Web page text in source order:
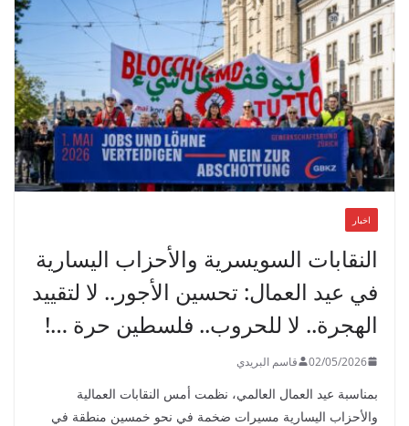
اخبار
النقابات السويسرية والأحزاب اليسارية
في عيد العمال: تحسين الأجور.. لا لتقييد
الهجرة.. لا للحروب.. فلسطين حرة …!
02/05/2026 قاسم البريدي
بمناسبة عيد العمال العالمي، نظمت أمس النقابات العمالية
والأحزاب اليسارية مسيرات ضخمة في نحو خمسين منطقة في